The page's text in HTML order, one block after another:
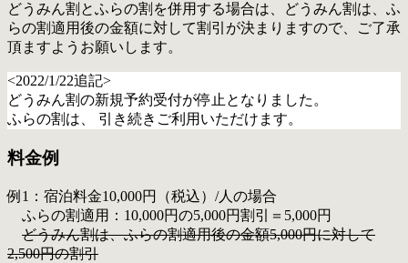
どうみん割とふらの割を併用する場合は、どうみん割は、ふ
らの割適用後の金額に対して割引が決まりますので、ご了承
頂ますようお願いします。
<2022/1/22追記>
どうみん割の新規予約受付が停止となりました。
ふらの割は、 引き続きご利用いただけます。
料金例
例1：宿泊料金10,000円（税込）/人の場合
ふらの割適用：10,000円の5,000円割引＝5,000円
どうみん割は、ふらの割適用後の金額5,000円に対して
2,500円の割引